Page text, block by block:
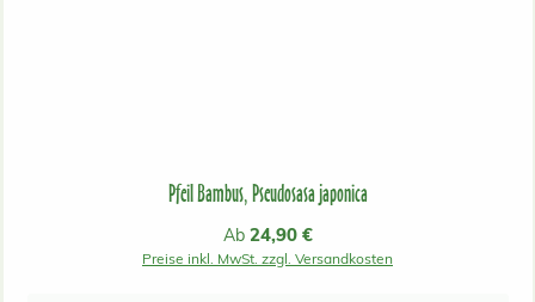
Pfeil Bambus, Pseudosasa japonica
Regulärer Preis:
Ab 24,90 €
Preise inkl. MwSt. zzgl. Versandkosten